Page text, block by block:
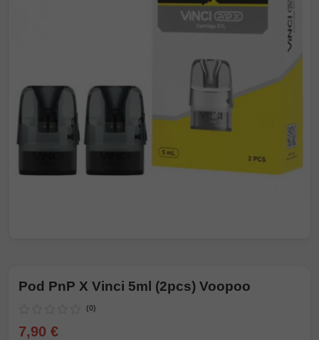
Pod PnP X Vinci 5ml (2pcs) Voopoo
(0)
7,90 €